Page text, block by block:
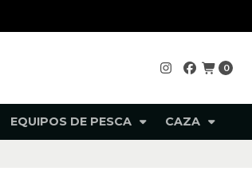
0
EQUIPOS DE PESCA CAZA